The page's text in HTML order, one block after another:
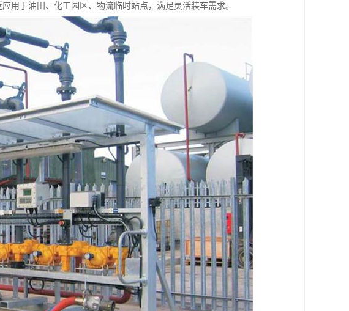
用于油田、化工园区、物流临时站点，满足灵活装车需求。